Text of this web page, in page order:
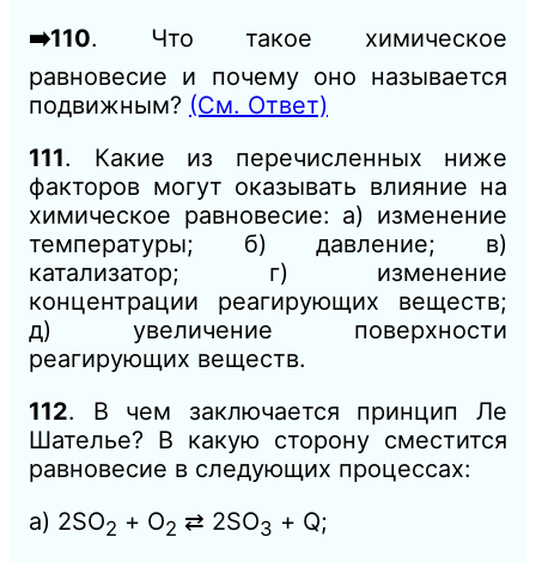
➡️110. Что такое химическое
равновесие и почему оно называется
подвижным? (См. Ответ)
111. Какие из перечисленных ниже
факторов могут оказывать влияние на
химическое равновесие: а) изменение
температуры; б) давление; в)
катализатор; г) изменение
концентрации реагирующих веществ;
д) увеличение поверхности
реагирующих веществ.
112. В чем заключается принцип Ле
Шателье? В какую сторону сместится
равновесие в следующих процессах:
а) 2SO2 + О2 ⇄ 2SО3 + Q;